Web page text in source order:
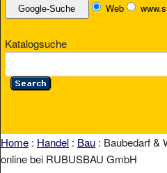
Web
Katalogsuche
Home : Handel : Bau : Baubedarf &
online bei RUBUSBAU GmbH